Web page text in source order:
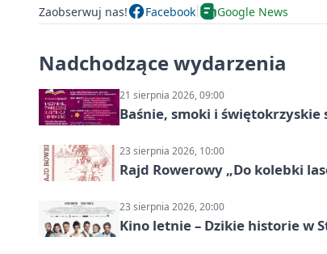
Zaobserwuj nas! Facebook Google News
Nadchodzące wydarzenia
21 sierpnia 2026, 09:00
Baśnie, smoki i
23 sierpnia 2026, 10:00
Rajd Rowerowy „Do kolebki
23 sierpnia 2026, 20:00
Kino letnie – Dzikie historie w